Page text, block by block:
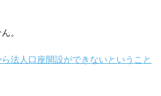
。
法人口座開設ができないということ